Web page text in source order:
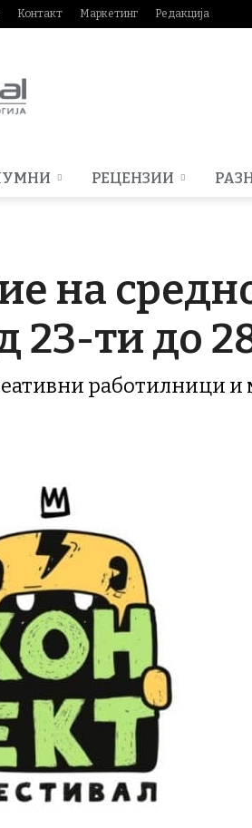
Контакт Маркетинг Редакција
РЕЦЕНЗИИ
на
23-ти до
работилници и